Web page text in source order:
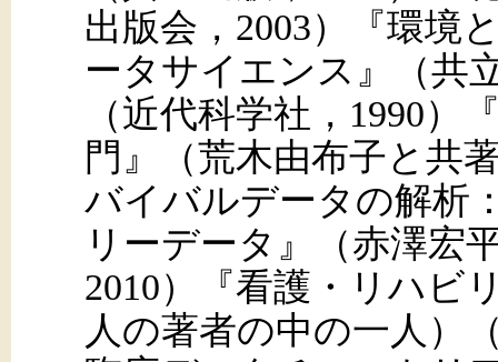
出版会，2003）『環境
ータサイエンス』（共
（近代科学社，1990）
門』（荒木由布子と共
バイバルデータの解析
リーデータ』（赤澤宏
2010）『看護・リハビ
人の著者の中の一人）